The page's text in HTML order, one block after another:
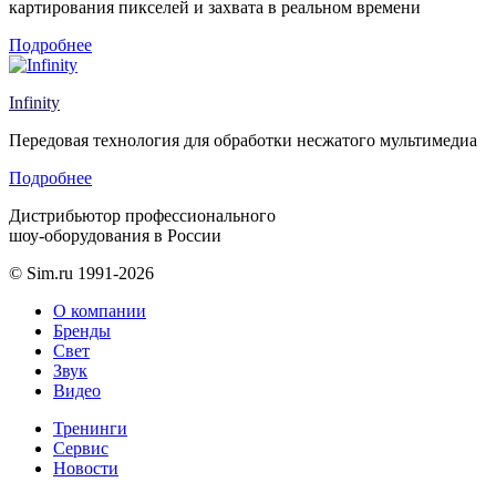
картирования пикселей и захвата в реальном времени
Подробнее
Infinity
Передовая технология для обработки несжатого мультимедиа
Подробнее
Дистрибьютор профессионального
шоу-оборудования в России
© Sim.ru 1991-2026
О компании
Бренды
Свет
Звук
Видео
Тренинги
Сервис
Новости